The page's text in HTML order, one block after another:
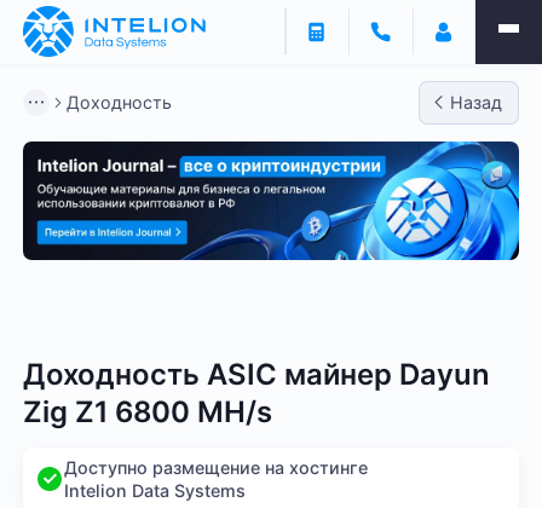
Доходность Назад
Доходность ASIC майнер Dayun
Zig Z1 6800 MH/s
Доступно размещение на хостинге
Intelion Data Systems